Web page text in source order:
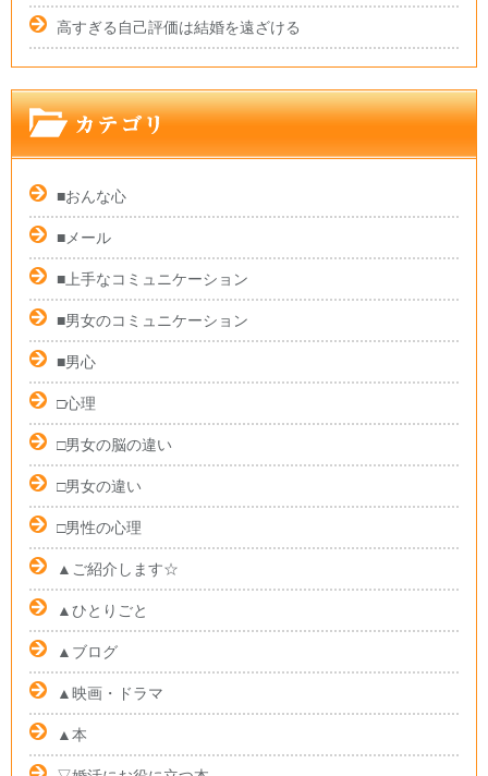
高すぎる自己評価は結婚を遠ざける
■おんな心
■メール
■上手なコミュニケーション
■男女のコミュニケーション
■男心
□心理
□男女の脳の違い
□男女の違い
□男性の心理
▲ご紹介します☆
▲ひとりごと
▲ブログ
▲映画・ドラマ
▲本